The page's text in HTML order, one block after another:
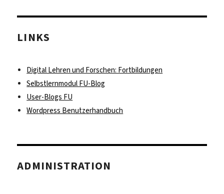
LINKS
Digital Lehren und Forschen: Fortbildungen
Selbstlernmodul FU-Blog
User-Blogs FU
Wordpress Benutzerhandbuch
ADMINISTRATION